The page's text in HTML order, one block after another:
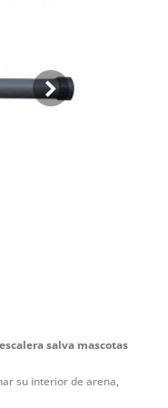
salva mascotas
su interior de arena,